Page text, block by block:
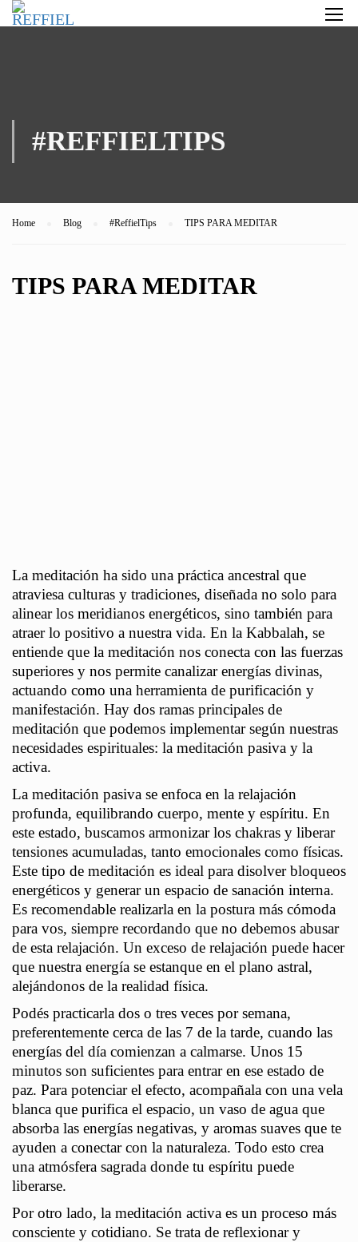
#REFFIELTIPS
Home Blog #ReffielTips TIPS PARA MEDITAR
TIPS PARA MEDITAR
La meditación ha sido una práctica ancestral que
atraviesa culturas y tradiciones, diseñada no solo para
alinear los meridianos energéticos, sino también para
atraer lo positivo a nuestra vida. En la Kabbalah, se
entiende que la meditación nos conecta con las fuerzas
superiores y nos permite canalizar energías divinas,
actuando como una herramienta de purificación y
manifestación. Hay dos ramas principales de
meditación que podemos implementar según nuestras
necesidades espirituales: la meditación pasiva y la
activa.
La meditación pasiva se enfoca en la relajación
profunda, equilibrando cuerpo, mente y espíritu. En
este estado, buscamos armonizar los chakras y liberar
tensiones acumuladas, tanto emocionales como físicas.
Este tipo de meditación es ideal para disolver bloqueos
energéticos y generar un espacio de sanación interna.
Es recomendable realizarla en la postura más cómoda
para vos, siempre recordando que no debemos abusar
de esta relajación. Un exceso de relajación puede hacer
que nuestra energía se estanque en el plano astral,
alejándonos de la realidad física.
Podés practicarla dos o tres veces por semana,
preferentemente cerca de las 7 de la tarde, cuando las
energías del día comienzan a calmarse. Unos 15
minutos son suficientes para entrar en ese estado de
paz. Para potenciar el efecto, acompañala con una vela
blanca que purifica el espacio, un vaso de agua que
absorba las energías negativas, y aromas suaves que te
ayuden a conectar con la naturaleza. Todo esto crea
una atmósfera sagrada donde tu espíritu puede
liberarse.
Por otro lado, la meditación activa es un proceso más
consciente y cotidiano. Se trata de reflexionar y